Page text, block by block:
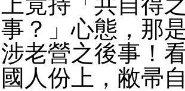
事？」心態，那
涉老營之後事！
國人份上，敝帚